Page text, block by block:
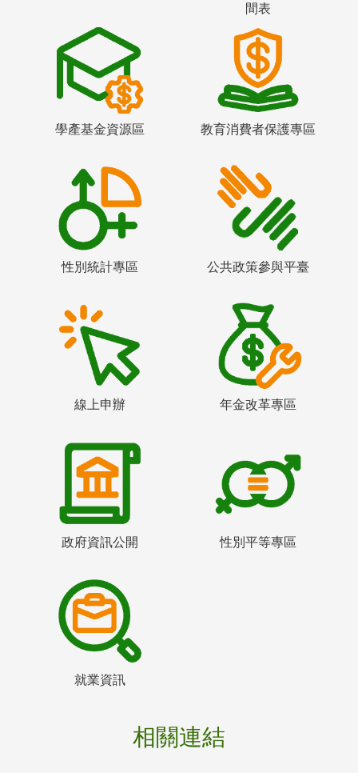
間表
學產基金資源區 教育消費者保護專區
性別統計專區 公共政策參與平臺
線上申辦 年金改革專區
政府資訊公開 性別平等專區
就業資訊
相關連結